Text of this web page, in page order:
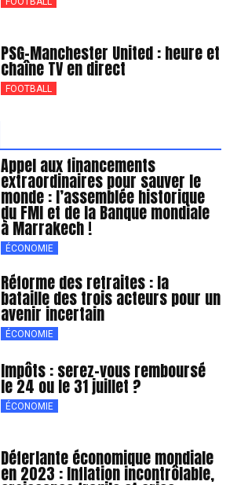
PSG-Manchester United : heure et
chaîne TV en direct
FOOTBALL
Appel aux financements
extraordinaires pour sauver le
monde : l’assemblée historique
du FMI et de la Banque mondiale
à Marrakech !
ÉCONOMIE
Réforme des retraites : la
bataille des trois acteurs pour un
avenir incertain
ÉCONOMIE
Impôts : serez-vous remboursé
le 24 ou le 31 juillet ?
ÉCONOMIE
Déferlante économique mondiale
en 2023 : Inflation incontrôlable,